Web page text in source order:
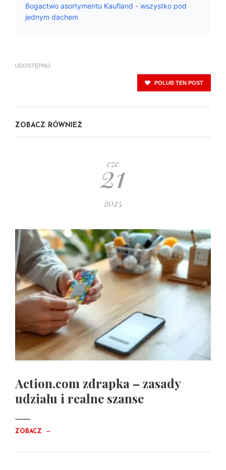
Bogactwo asortymentu Kaufland - wszystko pod
jednym dachem
UDOSTĘPNIJ
POLUB TEN POST
ZOBACZ RÓWNIEŻ
cze
21
2025
Action.com zdrapka – zasady
udziału i realne szanse
ZOBACZ →